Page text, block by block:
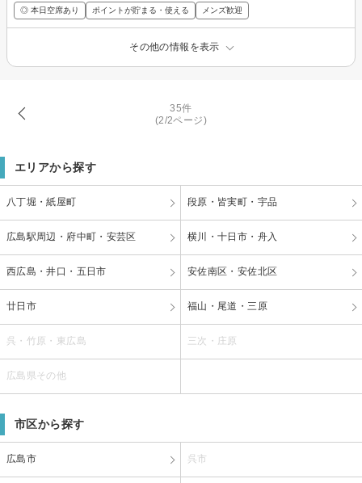
◎ 本日空席あり ポイントが貯まる・使える メンズ歓迎
その他の情報を表示
35件
(2/2ページ)
エリアから探す
八丁堀・紙屋町 段原・皆実町・宇品
広島駅周辺・府中町・安芸区 横川・十日市・舟入
西広島・井口・五日市 安佐南区・安佐北区
廿日市 福山・尾道・三原
呉・竹原・東広島 三次・庄原
広島県その他
市区から探す
広島市 呉市